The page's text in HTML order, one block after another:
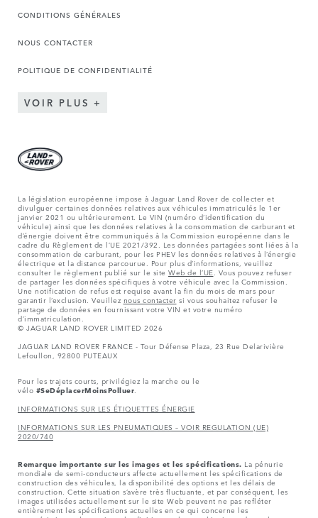
CONDITIONS GÉNÉRALES
NOUS CONTACTER
POLITIQUE DE CONFIDENTIALITÉ
VOIR PLUS
La législation européenne impose à Jaguar Land Rover de collecter et
divulguer certaines données relatives aux véhicules immatriculés le 1er
janvier 2021 ou ultérieurement. Le VIN (numéro d’identification du
véhicule) ainsi que les données relatives à la consommation de carburant et
d’énergie doivent être communiqués à la Commission européenne dans le
cadre du Règlement de l’UE 2021/392. Les données partagées sont liées à la
consommation de carburant, pour les PHEV les données relatives à l’énergie
électrique et la distance parcourue. Pour plus d’informations, veuillez
consulter le règlement publié sur le site Web de l’UE . Vous pouvez refuser
de partager les données spécifiques à votre véhicule avec la Commission.
Une notification de refus est requise avant la fin du mois de mars pour
garantir l’exclusion. Veuillez nous contacter si vous souhaitez refuser le
partage de données en fournissant votre VIN et votre numéro
d’immatriculation.
© JAGUAR LAND ROVER LIMITED 2026
JAGUAR LAND ROVER FRANCE - Tour Défense Plaza, 23 Rue Delarivière
Lefoullon, 92800 PUTEAUX
Pour les trajets courts, privilégiez la marche ou le
vélo #SeDéplacerMoinsPolluer
INFORMATIONS SUR LES ÉTIQUETTES ÉNERGIE
INFORMATIONS SUR LES PNEUMATIQUES – VOIR REGULATION (UE)
2020/740
Remarque importante sur les images et les spécifications. La pénurie
mondiale de semi-conducteurs affecte actuellement les spécifications de
construction des véhicules, la disponibilité des options et les délais de
construction. Cette situation s’avère très fluctuante, et par conséquent, les
images utilisées actuellement sur le site Web peuvent ne pas refléter
entièrement les spécifications actuelles en ce qui concerne les